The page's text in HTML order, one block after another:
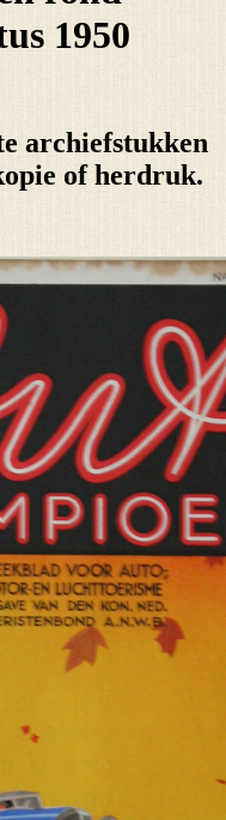
1950
archiefstukken
of herdruk.